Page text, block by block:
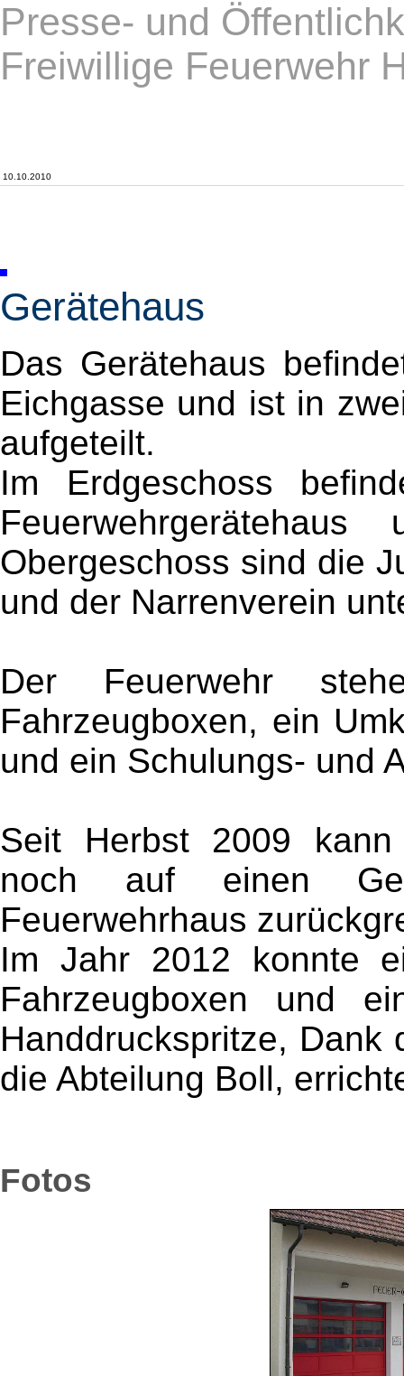
Presse- und
Freiwillige Feuerwehr
10.10.2010
Gerätehaus
Das Gerätehaus
Eichgasse und ist in
aufgeteilt.
Im Erdgeschoss
Obergeschoss sind die
und der Narrenverein
Der Feuerwehr
Fahrzeugboxen, ein
und ein Schulungs- und
Seit Herbst 2009
noch auf einen
Feuerwehrhaus
Im Jahr 2012 konnte
Fahrzeugboxen und
Handdruckspritze, Dank
die Abteilung Boll,
Fotos